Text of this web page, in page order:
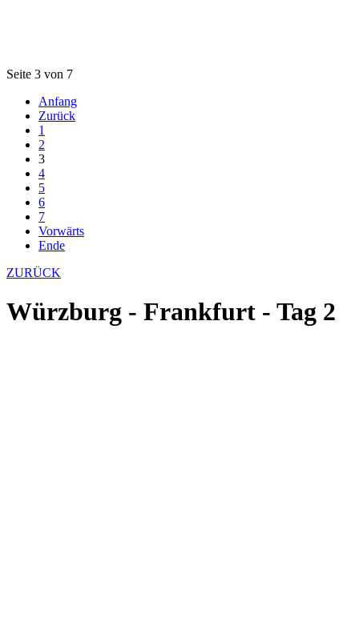
Seite 3 von 7
Anfang
Zurück
1
2
3
4
5
6
7
Vorwärts
Ende
ZURÜCK
Würzburg - Frankfurt - Tag 2